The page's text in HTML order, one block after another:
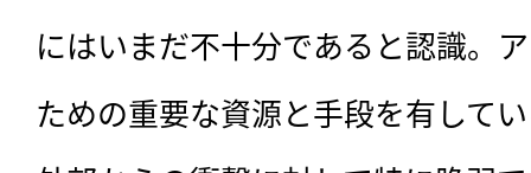
にはいまだ不十分であると認識。
ための重要な資源と手段を有して